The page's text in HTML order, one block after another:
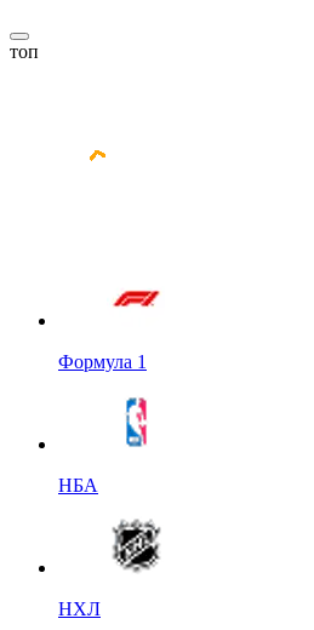
топ
Формула 1
НБА
НХЛ